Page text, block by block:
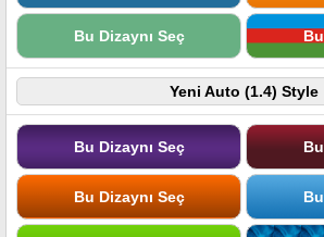
Bu Dizaynı Seç
Yeni Auto (1.4) Style
Bu Dizaynı Seç
Bu Dizaynı Seç